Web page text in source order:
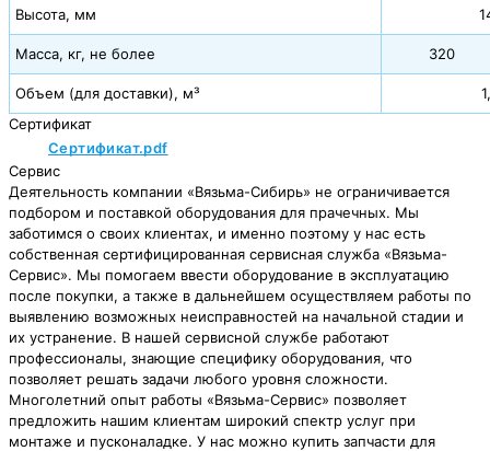
Высота, мм
Масса, кг, не более 320
Объем (для доставки), м³
Сертификат
Сертификат.pdf
Сервис
Деятельность компании «Вязьма-Сибирь» не ограничивается
подбором и поставкой оборудования для прачечных. Мы
заботимся о своих клиентах, и именно поэтому у нас есть
собственная сертифицированная сервисная служба «Вязьма-
Сервис». Мы помогаем ввести оборудование в эксплуатацию
после покупки, а также в дальнейшем осуществляем работы по
выявлению возможных неисправностей на начальной стадии и
их устранение. В нашей сервисной службе работают
профессионалы, знающие специфику оборудования, что
позволяет решать задачи любого уровня сложности.
Многолетний опыт работы «Вязьма-Сервис» позволяет
предложить нашим клиентам широкий спектр услуг при
монтаже и пусконаладке. У нас можно купить запчасти для